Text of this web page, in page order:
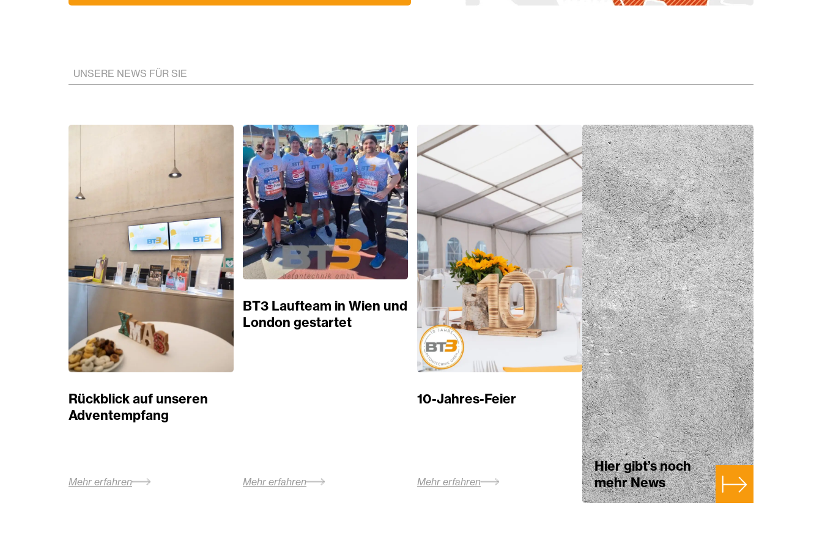
UNSERE NEWS FÜR SIE
Rückblick auf unseren
Adventempfang
Mehr erfahren
BT3 Laufteam in Wien und
London gestartet
Mehr erfahren
10-Jahres-Feier
Mehr erfahren
Hier gibt’s noch
mehr News